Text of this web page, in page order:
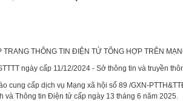
TRANG THÔNG TIN ĐIỆN TỬ TỔNG HỢP TRÊN
ngày cấp 11/12/2024 - Sở thông tin và truyền
cung cấp dịch vụ Mạng xã hội số 89 /GXN-
và Thông tin Điện tử cấp ngày 13 tháng 6 năm 2025.